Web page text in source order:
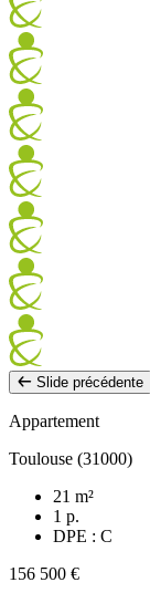
Slide précédente
Appartement
Toulouse (31000)
21 m²
1 p.
DPE : C
156 500 €